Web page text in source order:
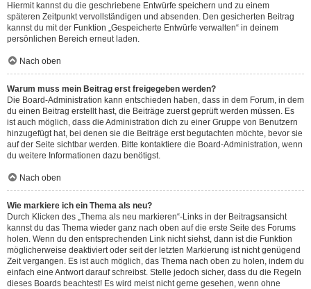
Hiermit kannst du die geschriebene Entwürfe speichern und zu einem
späteren Zeitpunkt vervollständigen und absenden. Den gesicherten Beitrag
kannst du mit der Funktion „Gespeicherte Entwürfe verwalten“ in deinem
persönlichen Bereich erneut laden.
Nach oben
Warum muss mein Beitrag erst freigegeben werden?
Die Board-Administration kann entschieden haben, dass in dem Forum, in dem
du einen Beitrag erstellt hast, die Beiträge zuerst geprüft werden müssen. Es
ist auch möglich, dass die Administration dich zu einer Gruppe von Benutzern
hinzugefügt hat, bei denen sie die Beiträge erst begutachten möchte, bevor sie
auf der Seite sichtbar werden. Bitte kontaktiere die Board-Administration, wenn
du weitere Informationen dazu benötigst.
Nach oben
Wie markiere ich ein Thema als neu?
Durch Klicken des „Thema als neu markieren“-Links in der Beitragsansicht
kannst du das Thema wieder ganz nach oben auf die erste Seite des Forums
holen. Wenn du den entsprechenden Link nicht siehst, dann ist die Funktion
möglicherweise deaktiviert oder seit der letzten Markierung ist nicht genügend
Zeit vergangen. Es ist auch möglich, das Thema nach oben zu holen, indem du
einfach eine Antwort darauf schreibst. Stelle jedoch sicher, dass du die Regeln
dieses Boards beachtest! Es wird meist nicht gerne gesehen, wenn ohne